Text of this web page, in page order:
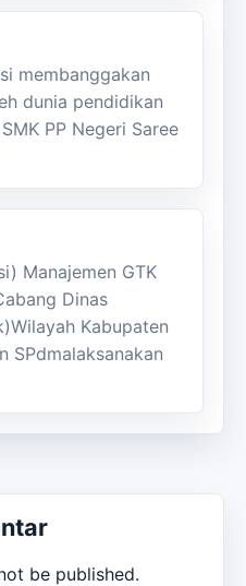
membanggakan
dunia pendidikan
PP Negeri Saree
Aceh Timur
1 Julok
Manajemen GTK
Dinas
Kabupaten
SPdmalaksanakan
be published.